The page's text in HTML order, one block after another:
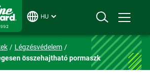
HU
Légzésvédelem
összehajtható pormaszk